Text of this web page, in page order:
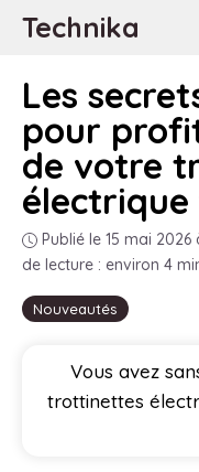
AllerTechnika
Nouveautés
Les
pour
de votre
Publié le 15 mai 2026
de lecture : environ 4
Vous avez
trottinettes